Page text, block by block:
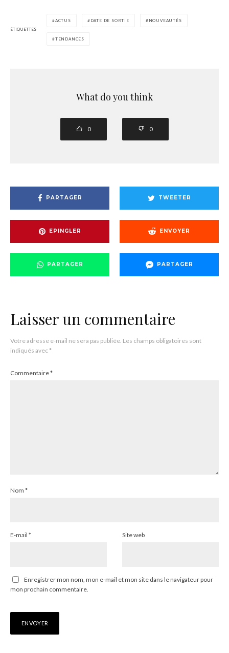
ÉTIQUETTES
ACTUS DATE DE SORTIE NOUVEAUTÉS
TENDANCES
What do you think
0 0
PARTAGER TWEETER
EPINGLER ENVOYER
PARTAGER PARTAGER
Laisser un commentaire
Votre adresse e-mail ne sera pas publiée. Les champs obligatoires sont
indiqués avec*
Commentaire*
Nom *
E-mail * Site web
Enregistrer mon nom, mon e-mail et mon site dans le navigateur pour
mon prochain commentaire.